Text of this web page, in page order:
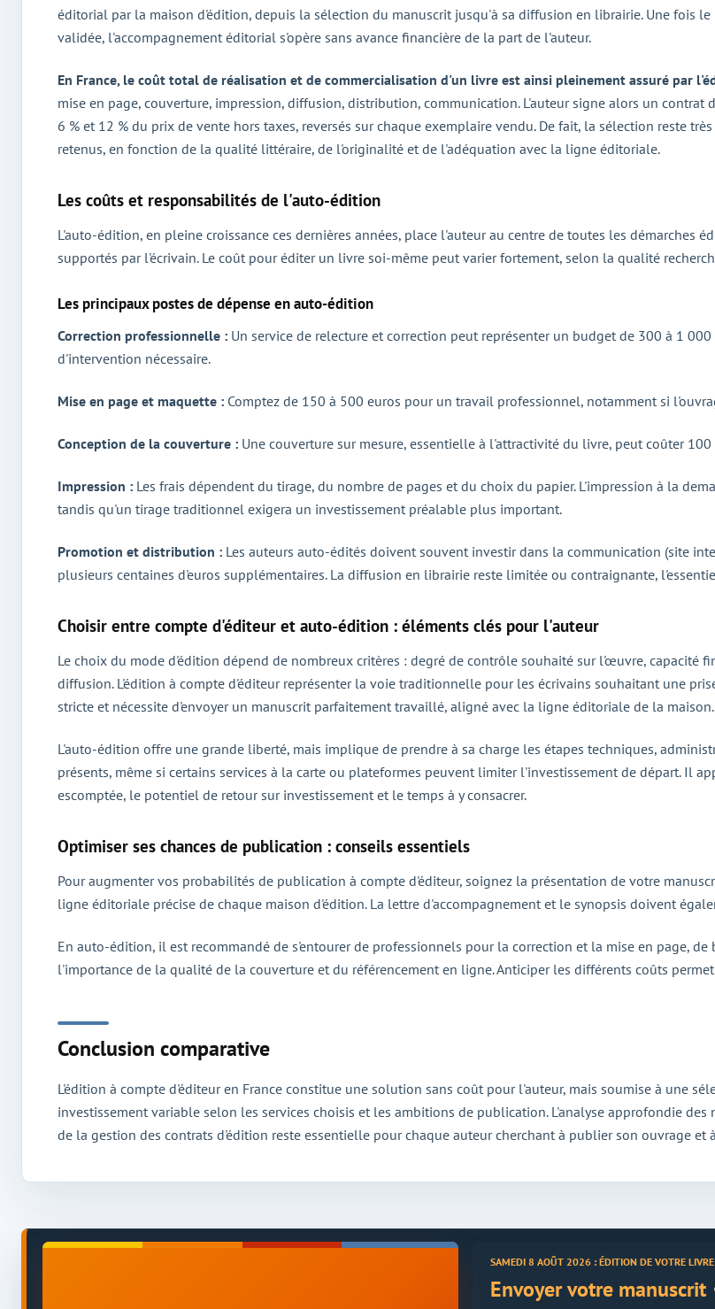
éditorial par la maison d'édition, depuis la sélection du manuscrit jusqu'à sa diffusion en librairie. Une fois
validée, l'accompagnement éditorial s'opère sans avance financière de la part de l'auteur.
En France, le coût total de réalisation et de commercialisation d'un livre est ainsi pleinement assuré par
mise en page, couverture, impression, diffusion, distribution, communication. L'auteur signe alors un
6 % et 12 % du prix de vente hors taxes, reversés sur chaque exemplaire vendu. De fait, la sélection reste
retenus, en fonction de la qualité littéraire, de l'originalité et de l'adéquation avec la ligne éditoriale.
Les coûts et responsabilités de l'auto-édition
L'auto-édition, en pleine croissance ces dernières années, place l'auteur au centre de toutes les démarches
supportés par l'écrivain. Le coût pour éditer un livre soi-même peut varier fortement, selon la qualité
Les principaux postes de dépense en auto-édition
Correction professionnelle : Un service de relecture et correction peut représenter un budget de 300 à 1
d'intervention nécessaire.
Mise en page et maquette : Comptez de 150 à 500 euros pour un travail professionnel, notamment si
Conception de la couverture : Une couverture sur mesure, essentielle à l'attractivité du livre, peut coûter 100
Impression : Les frais dépendent du tirage, du nombre de pages et du choix du papier. L'impression à la
tandis qu'un tirage traditionnel exigera un investissement préalable plus important.
Promotion et distribution : Les auteurs auto-édités doivent souvent investir dans la communication (site
plusieurs centaines d'euros supplémentaires. La diffusion en librairie reste limitée ou contraignante,
Choisir entre compte d'éditeur et auto-édition : éléments clés pour l'auteur
Le choix du mode d'édition dépend de nombreux critères : degré de contrôle souhaité sur l'œuvre, capacité
diffusion. L'édition à compte d'éditeur représenter la voie traditionnelle pour les écrivains souhaitant une
stricte et nécessite d'envoyer un manuscrit parfaitement travaillé, aligné avec la ligne éditoriale de la maison.
L'auto-édition offre une grande liberté, mais implique de prendre à sa charge les étapes techniques,
présents, même si certains services à la carte ou plateformes peuvent limiter l'investissement de départ. Il
escomptée, le potentiel de retour sur investissement et le temps à y consacrer.
Optimiser ses chances de publication : conseils essentiels
Pour augmenter vos probabilités de publication à compte d'éditeur, soignez la présentation de votre
ligne éditoriale précise de chaque maison d'édition. La lettre d'accompagnement et le synopsis doivent
En auto-édition, il est recommandé de s'entourer de professionnels pour la correction et la mise en page,
l'importance de la qualité de la couverture et du référencement en ligne. Anticiper les différents coûts
Conclusion comparative
L'édition à compte d'éditeur en France constitue une solution sans coût pour l'auteur, mais soumise à une
investissement variable selon les services choisis et les ambitions de publication. L'analyse approfondie
de la gestion des contrats d'édition reste essentielle pour chaque auteur cherchant à publier son ouvrage et
SAMEDI 8 AOÛT 2026 : ÉDITION DE VOTRE LIVRE
Envoyer votre manuscrit